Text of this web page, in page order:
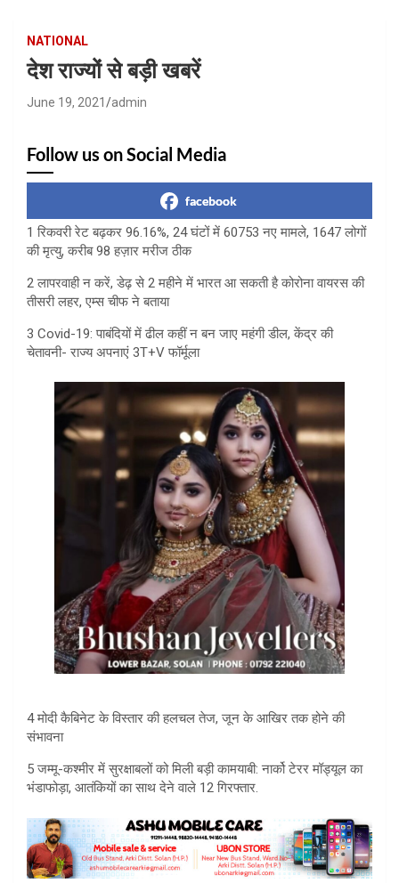
NATIONAL
देश राज्यों से बड़ी खबरें
June 19, 2021 admin
Follow us on Social Media
facebook
1 रिकवरी रेट बढ़कर 96.16%, 24 घंटों में 60753 नए मामले, 1647 लोगों
की मृत्यु, करीब 98 हज़ार मरीज ठीक
2 लापरवाही न करें, डेढ़ से 2 महीने में भारत आ सकती है कोरोना वायरस की
तीसरी लहर, एम्स चीफ ने बताया
3 Covid-19: पाबंदियों में ढील कहीं न बन जाए महंगी डील, केंद्र की
चेतावनी- राज्य अपनाएं 3T+V फॉर्मूला
4 मोदी कैबिनेट के विस्तार की हलचल तेज, जून के आखिर तक होने की
संभावना
5 जम्मू-कश्मीर में सुरक्षाबलों को ​मिली बड़ी कामयाबी: नार्को टेरर मॉड्यूल का
भंडाफोड़ा, आतंकियों का साथ देने वाले 12 गिरफ्तार.